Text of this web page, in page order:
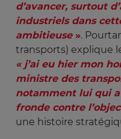
d’avancer, surtout
industriels dans
ambitieuse».
transports) explique
« j’ai eu hier mon
ministre des
notamment lui qui
fronde contre
une histoire